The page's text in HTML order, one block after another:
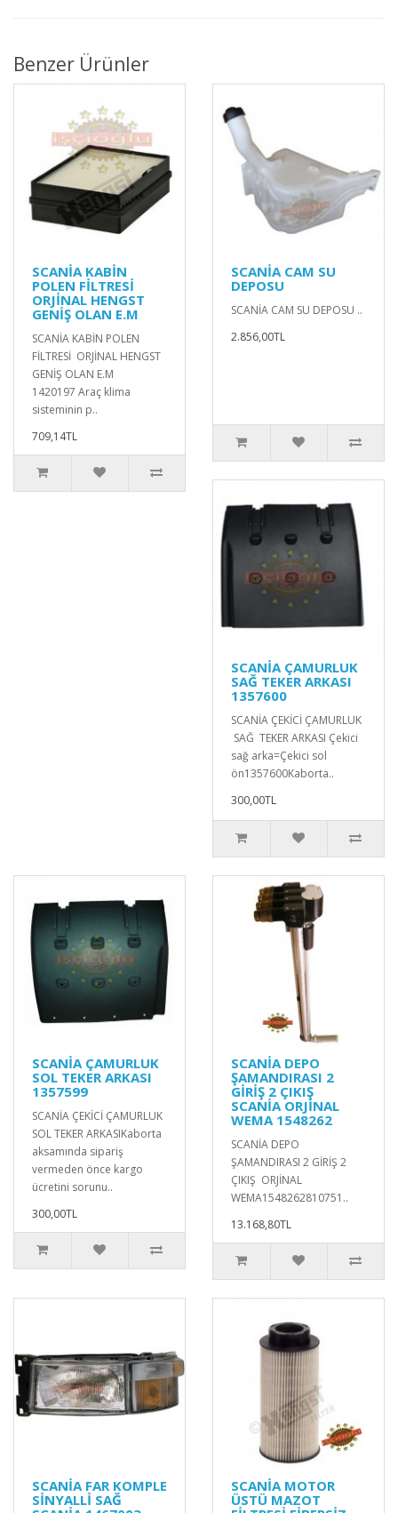
Benzer Ürünler
SCANİA KABİN
POLEN FİLTRESİ
ORJİNAL HENGST
GENİŞ OLAN E.M
SCANİA KABİN POLEN
FİLTRESİ ORJİNAL HENGST
GENİŞ OLAN E.M
1420197 Araç klima
sisteminin p..
709,14TL
SCANİA CAM SU
DEPOSU
SCANİA CAM SU DEPOSU ..
2.856,00TL
SCANİA ÇAMURLUK
SAĞ TEKER ARKASI
1357600
SCANİA ÇEKİCİ ÇAMURLUK
SAĞ TEKER ARKASI Çekici
sağ arka=Çekici sol
ön1357600Kaborta..
300,00TL
SCANİA ÇAMURLUK
SOL TEKER ARKASI
1357599
SCANİA ÇEKİCİ ÇAMURLUK
SOL TEKER ARKASIKaborta
aksamında sipariş
vermeden önce kargo
ücretini sorunu..
300,00TL
SCANİA DEPO
ŞAMANDIRASI 2
GİRİŞ 2 ÇIKIŞ
SCANİA ORJİNAL
WEMA 1548262
SCANİA DEPO
ŞAMANDIRASI 2 GİRİŞ 2
ÇIKIŞ ORJİNAL
WEMA1548262810751..
13.168,80TL
SCANİA FAR KOMPLE
SİNYALLİ SAĞ
SCANİA MOTOR
ÜSTÜ MAZOT